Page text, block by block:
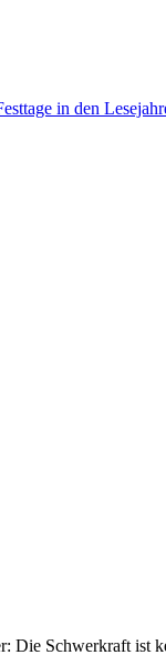
in den
Die Schwerkraft ist